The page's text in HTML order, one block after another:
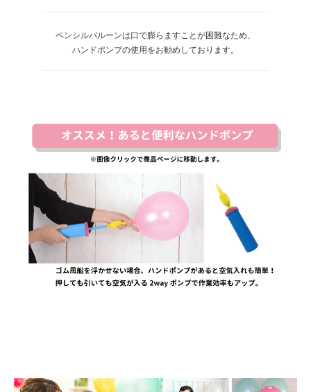
ペンシルバルーンは口で膨らますことが困難なため、
ハンドポンプの使用をお勧めしております。